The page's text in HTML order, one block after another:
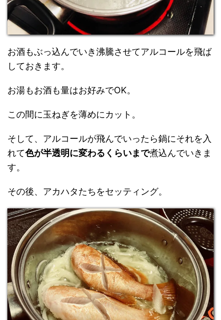
お酒もぶっ込んでいき沸騰させてアルコールを飛ば
しておきます。
お湯もお酒も量はお好みでOK。
この間に玉ねぎを薄めにカット。
そして、アルコールが飛んでいったら鍋にそれを入
れて色が半透明に変わるくらいまで煮込んでいきま
す。
その後、アカハタたちをセッティング。